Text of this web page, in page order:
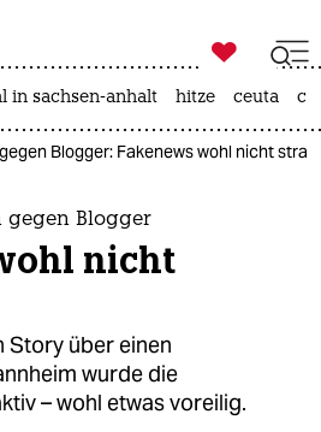
zahl ich
ich

taz zahl ich
in sachsen-anhalt hitze ceuta
Blogger: Fakenews wohl nicht
gegen Blogger
nicht
Story über einen
wurde die
– wohl etwas voreilig.